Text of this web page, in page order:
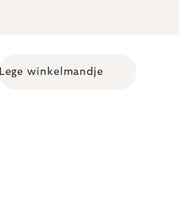
Shopping cart
Lege winkelmandje